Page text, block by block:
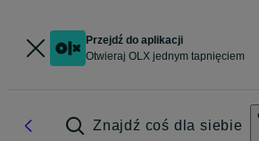
Przejdź do aplikacji
Otwieraj OLX jednym tapnięciem
Znajdź coś dla siebie